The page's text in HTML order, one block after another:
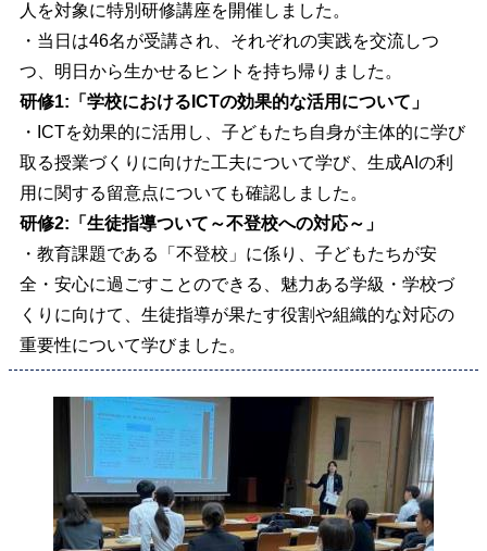
人を対象に特別研修講座を開催しました。
・当日は46名が受講され、それぞれの実践を交流しつ
つ、明日から生かせるヒントを持ち帰りました。
研修1:「 学校におけるICTの効果的な活用について 」
・ICTを効果的に活用し、 子どもたち自身が主体的に学び
取る授業づくりに向けた工夫について学び、生成AI の利
用に関する留意点についても確認しました。
研修2:「 生徒指導ついて～不登校への対応～ 」
・教育課題である「不登校」に係り、 子どもたちが安
全・安心に過ごすことのできる、魅力ある学級・学校づ
くりに向けて、生徒指導が果たす役割や組織的な対応の
重要性について学びました。